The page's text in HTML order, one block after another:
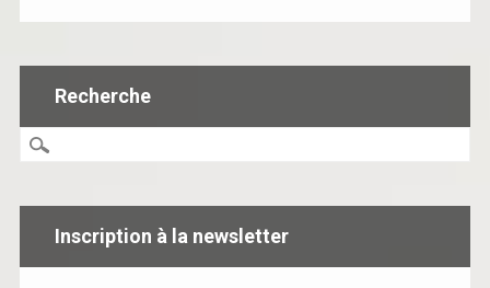
Recherche
Inscription à la newsletter